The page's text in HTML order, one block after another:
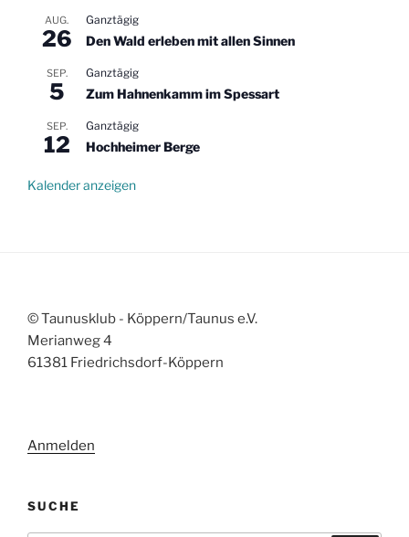
AUG.
26
Ganztägig
Den Wald erleben mit allen Sinnen
SEP.
5
Ganztägig
Zum Hahnenkamm im Spessart
SEP.
12
Ganztägig
Hochheimer Berge
Kalender anzeigen
© Taunusklub - Köppern/Taunus e.V.
Merianweg 4
61381 Friedrichsdorf-Köppern
Anmelden
SUCHE